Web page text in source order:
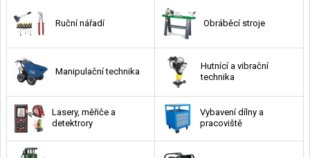
Ruční nářadí Obráběcí stroje
Manipulační technika
Hutnící a vibrační
technika
Lasery, měřiče a
detektrory
Vybavení dílny a
pracoviště